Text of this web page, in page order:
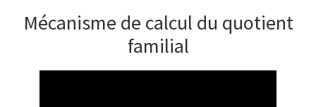
Mécanisme de calcul du quotient
familial